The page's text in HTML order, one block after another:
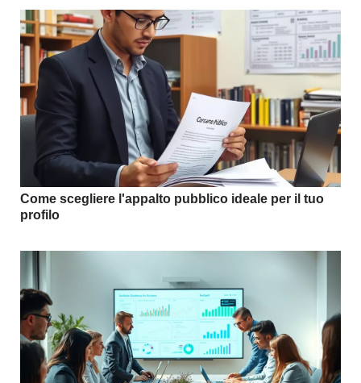
Come scegliere l'appalto pubblico ideale per il tuo
profilo